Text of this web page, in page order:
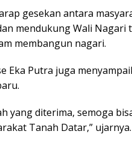
gesekan antara
mendukung Wali
membangun nagari.
Eka Putra juga
yang diterima, semoga
Tanah Datar,” ujarnya.